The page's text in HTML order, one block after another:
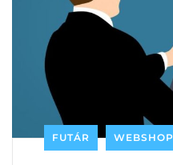
FUTÁR WEBSHOP